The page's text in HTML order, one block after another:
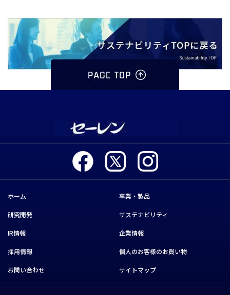
ホーム
研究開発
IR情報
採用情報
お問い合わせ
事業・製品
サステナビリティ
企業情報
個人のお客様のお買い物
サイトマップ